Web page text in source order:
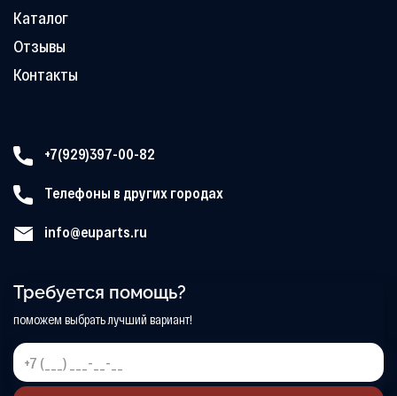
Каталог
Отзывы
Контакты
+7(929)397-00-82
Телефоны в других городах
info@euparts.ru
Требуется помощь?
поможем выбрать лучший вариант!